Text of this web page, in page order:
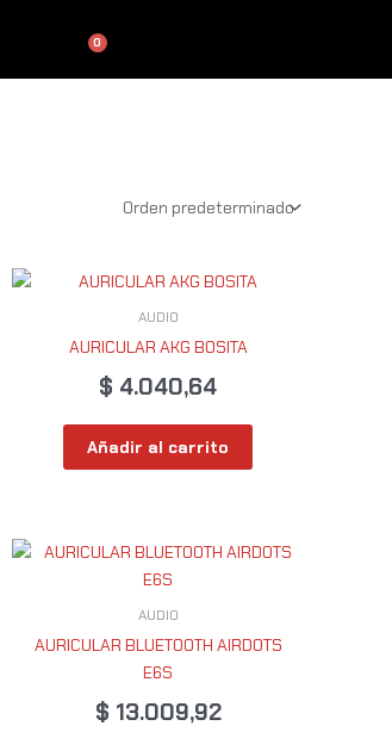
0
Cart
AUDIO
AURICULAR AKG BOSITA
$ 4.040,64
Añadir al carrito
AUDIO
AURICULAR BLUETOOTH AIRDOTS
E6S
$ 13.009,92